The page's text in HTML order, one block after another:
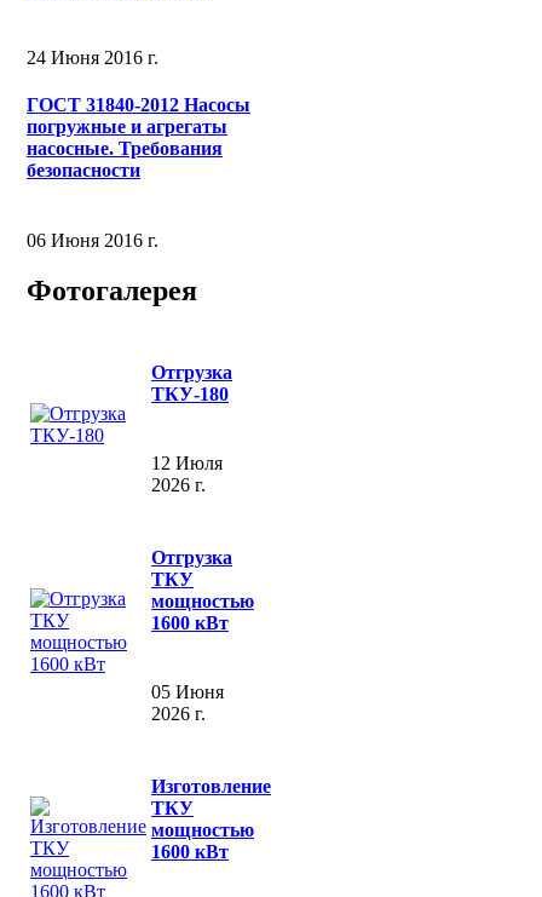
24 Июня 2016 г.
ГОСТ 31840-2012 Насосы
погружные и агрегаты
насосные. Требования
безопасности
06 Июня 2016 г.
Фотогалерея
Отгрузка
ТКУ-180
12 Июля
2026 г.
Отгрузка
ТКУ
мощностью
1600 кВт
05 Июня
2026 г.
Изготовление
ТКУ
мощностью
1600 кВт